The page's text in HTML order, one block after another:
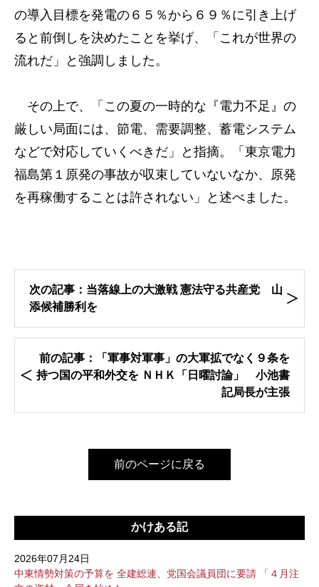
の導入目標を発電の６５％から６９％に引き上げ
ると前倒しを決めたことを挙げ、「これが世界の
流れだ」と強調しました。
その上で、「この夏の一時的な『電力不足』の
厳しい局面には、節電、需要調整、蓄電システム
などで対応していくべきだ」と指摘。「東京電力
福島第１原発の事故が収束していないなか、原発
を再稼働することは許されない」と述べました。
次の記事：当落線上の大激戦 憲法守る共産党 山
添候補勝利を
前の記事：「軍事対軍事」の大軍拡でなく９条を
持つ国の平和外交を ＮＨＫ「日曜討論」 小池書
記局長が主張
前のページに戻る
かけある記
2026年07月24日
中東情勢対策の予算を 全建総連、党国会議員団に要請 「４月注